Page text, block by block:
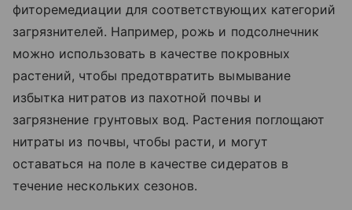
фиторемедиации для соответствующих категорий
загрязнителей. Например, рожь и подсолнечник
можно использовать в качестве покровных
растений, чтобы предотвратить вымывание
избытка нитратов из пахотной почвы и
загрязнение грунтовых вод. Растения поглощают
нитраты из почвы, чтобы расти, и могут
оставаться на поле в качестве сидератов в
течение нескольких сезонов.